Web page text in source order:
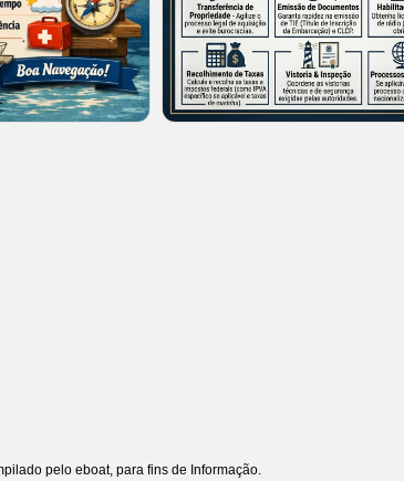
pelo eboat, para fins de Informação.